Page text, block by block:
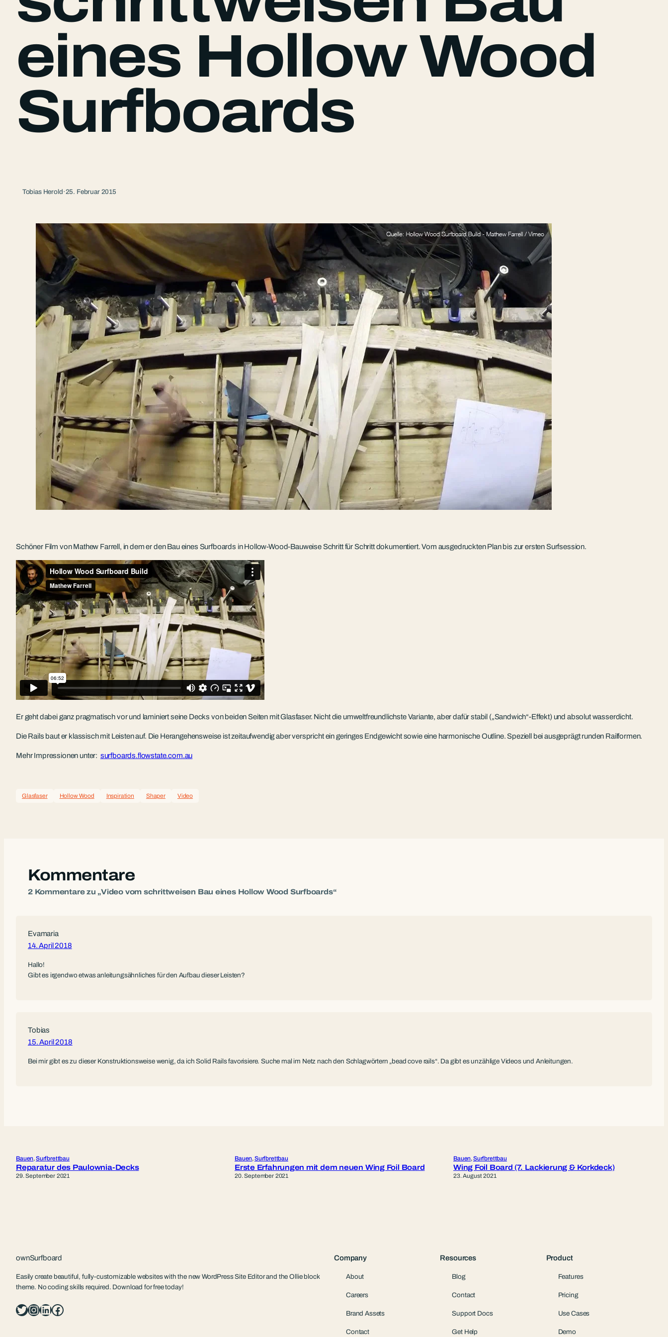
eines Hollow Wood
Surfboards
Tobias Herold·25. Februar 2015
Schöner Film von Mathew Farrell, in dem er den Bau eines Surfboards in Hollow-Wood-Bauweise Schritt für Schritt dokumentiert. Vom ausgedruckten Plan bis zur ersten Surfsession.
Er geht dabei ganz pragmatisch vor und laminiert seine Decks von beiden Seiten mit Glasfaser. Nicht die umweltfreundlichste Variante, aber dafür stabil („Sandwich“-Effekt) und absolut wasserdicht.
Die Rails baut er klassisch mit Leisten auf. Die Herangehensweise ist zeitaufwendig aber verspricht ein geringes Endgewicht sowie eine harmonische Outline. Speziell bei ausgeprägt runden Railformen.
Mehr Impressionen unter: surfboards.flowstate.com.au
Glasfaser Hollow Wood Inspiration Shaper Video
Kommentare
2 Kommentare zu „Video vom schrittweisen Bau eines Hollow Wood Surfboards“
Evamaria
14. April 2018
Hallo!
Gibt es irgendwo etwas anleitungsähnliches für den Aufbau dieser Leisten?
Tobias
15. April 2018
Bei mir gibt es zu dieser Konstruktionsweise wenig, da ich Solid Rails favorisiere. Suche mal im Netz nach den Schlagwörtern „bead cove rails“. Da gibt es unzählige Videos und Anleitungen.
Bauen, Surfbrettbau
Reparatur des Paulownia-Decks
29. September 2021
Bauen, Surfbrettbau
Erste Erfahrungen mit dem neuen Wing Foil Board
20. September 2021
Bauen, Surfbrettbau
Wing Foil Board (7. Lackierung & Korkdeck)
23. August 2021
ownSurfboard
Easily create beautiful, fully-customizable websites with the new WordPress Site Editor and the Ollie block
theme. No coding skills required. Download for free today!
Twitter InstagramLinkedIn Facebook
Company
About
Careers
Brand Assets
Contact
Resources
Blog
Contact
Support Docs
Get Help
Product
Features
Pricing
Use Cases
Demo